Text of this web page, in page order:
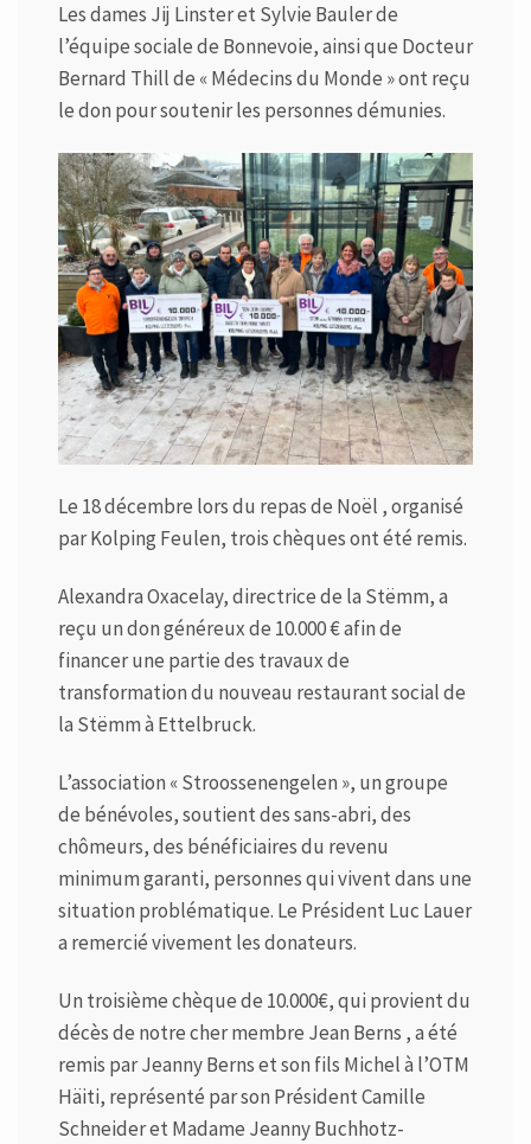
Les dames Jij Linster et Sylvie Bauler de
l’équipe sociale de Bonnevoie, ainsi que Docteur
Bernard Thill de « Médecins du Monde » ont reçu
le don pour soutenir les personnes démunies.
Le 18 décembre lors du repas de Noël , organisé
par Kolping Feulen, trois chèques ont été remis.
Alexandra Oxacelay, directrice de la Stëmm, a
reçu un don généreux de 10.000 € afin de
financer une partie des travaux de
transformation du nouveau restaurant social de
la Stëmm à Ettelbruck.
L’association « Stroossenengelen », un groupe
de bénévoles, soutient des sans-abri, des
chômeurs, des bénéficiaires du revenu
minimum garanti, personnes qui vivent dans une
situation problématique. Le Président Luc Lauer
a remercié vivement les donateurs.
Un troisième chèque de 10.000€, qui provient du
décès de notre cher membre Jean Berns , a été
remis par Jeanny Berns et son fils Michel à l’OTM
Häiti, représenté par son Président Camille
Schneider et Madame Jeanny Buchhotz-